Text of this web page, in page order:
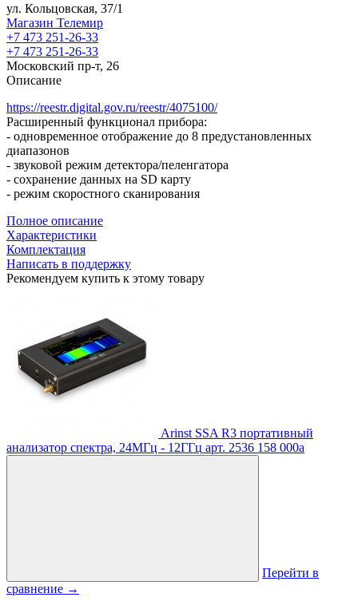
ул. Кольцовская, 37/1
Магазин Телемир
+7 473 251-26-33
+7 473 251-26-33
Московский пр-т, 26
Описание
https://reestr.digital.gov.ru/reestr/4075100/
Расширенный функционал прибора:
- одновременное отображение до 8 предустановленных
диапазонов
- звуковой режим детектора/пеленгатора
- сохранение данных на SD карту
- режим скоростного сканирования
Полное описание
Характеристики
Комплектация
Написать в поддержку
Рекомендуем купить к этому товару
Arinst SSA R3 портативный
анализатор спектра, 24МГц - 12ГГц арт. 2536 158 000a
Перейти в
сравнение →